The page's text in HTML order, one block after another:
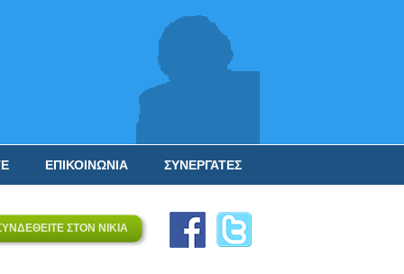
ΣΥΝΕΡΓΑΤΕΣ
ΕΠΙΚΟΙΝΩΝΙΑ
ΣΤΟΝ ΝΙΚΙΑ